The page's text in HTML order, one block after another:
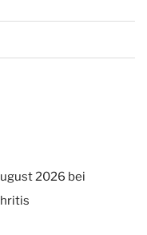
2026 bei